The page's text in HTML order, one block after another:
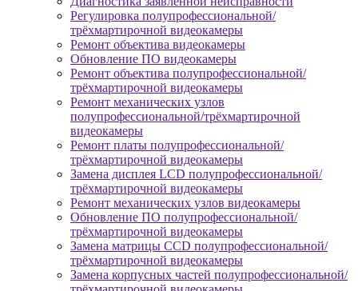
Регулировка полупрофессиональной/
трёхмартирочной видеокамеры
Ремонт объектива видеокамеры
Обновление ПО видеокамеры
Ремонт объектива полупрофессиональной/
трёхмартирочной видеокамеры
Ремонт механических узлов
полупрофессиональной/трёхмартирочной
видеокамеры
Ремонт платы полупрофессиональной/
трёхмартирочной видеокамеры
Замена дисплея LCD полупрофессиональной/
трёхмартирочной видеокамеры
Ремонт механических узлов видеокамеры
Обновление ПО полупрофессиональной/
трёхмартирочной видеокамеры
Замена матрицы CCD полупрофессиональной/
трёхмартирочной видеокамеры
Замена корпусных частей полупрофессиональной/